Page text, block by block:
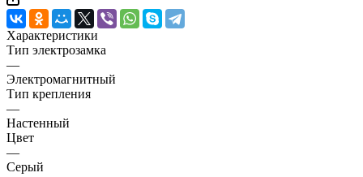
Характеристики
Тип электрозамка
—
Электромагнитный
Тип крепления
—
Настенный
Цвет
—
Серый